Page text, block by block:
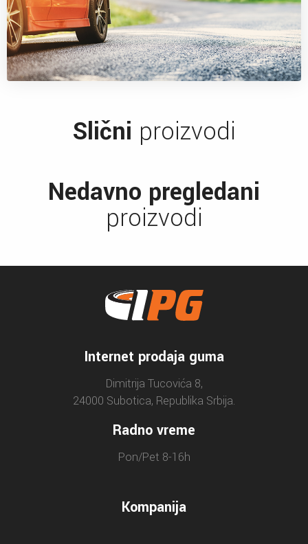
Slični proizvodi
Nedavno pregledani
proizvodi
Internet prodaja guma
Dimitrija Tucovića 8,
24000 Subotica, Republika Srbija.
Radno vreme
Pon/Pet 8-16h
Kompanija